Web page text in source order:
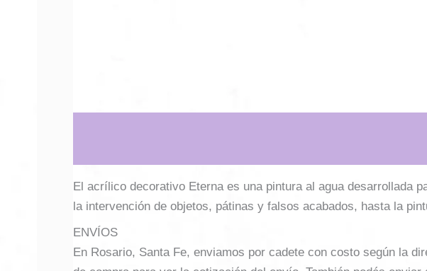
El acrílico decorativo Eterna es una pintura al agua desarrollada
la intervención de objetos, pátinas y falsos acabados, hasta la
ENVÍOS
En Rosario, Santa Fe, enviamos por cadete con costo según la